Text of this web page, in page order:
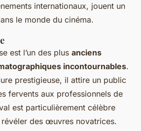
internationaux, jouent un
le monde du cinéma.
est l’un des plus anciens
incontournables.
prestigieuse, il attire un public
fervents aux professionnels de
est particulièrement célèbre
des œuvres novatrices.